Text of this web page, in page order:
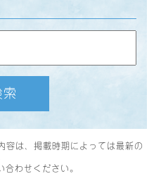
は、掲載時期によっては最新の
わせください。